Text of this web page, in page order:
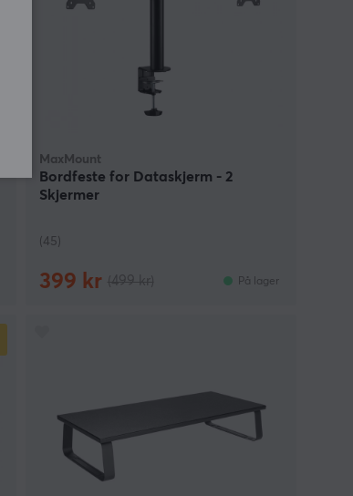
MaxMount
Bordfeste for Dataskjerm - 2
Skjermer
(45)
399 kr På lager